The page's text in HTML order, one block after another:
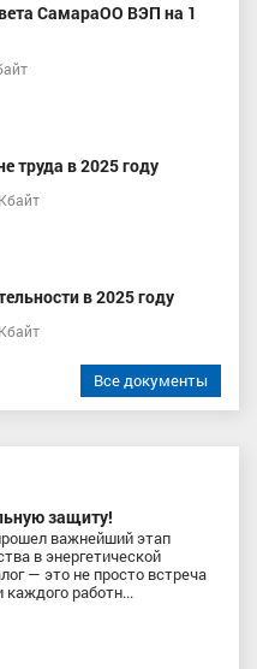
СамараОО ВЭП на 1
труда в 2025 году
в 2025 году
Все документы
защиту!
важнейший этап
в энергетической
— это не просто встреча
работн...